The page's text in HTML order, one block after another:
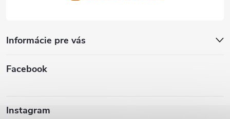
Informácie pre vás
Facebook
Instagram